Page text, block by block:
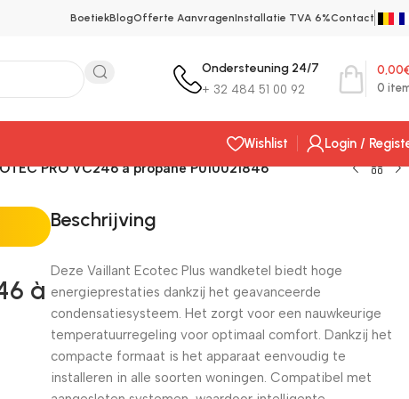
BoetiekBlogOfferte AanvragenInstallatie TVA 6%Contact
Ondersteuning 24/7
+ 32 484 51 00 92 0
0,00
Wishlist
Login /
PRO VC246 à propane P010021846
à
Beschrijving
Deze Vaillant Ecotec Plus wandketel biedt hoge
energieprestaties dankzij het geavanceerde
condensatiesysteem. Het zorgt voor een nauwkeurige
temperatuurregeling voor optimaal comfort. Dankzij het
compacte formaat is het apparaat eenvoudig te
installeren in alle soorten woningen. Compatibel met